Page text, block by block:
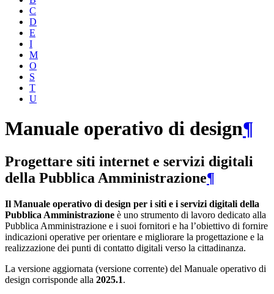
C
D
E
I
M
O
S
T
U
Manuale operativo di design¶
Progettare siti internet e servizi digitali
della Pubblica Amministrazione¶
Il Manuale operativo di design per i siti e i servizi digitali della
Pubblica Amministrazione è uno strumento di lavoro dedicato alla
Pubblica Amministrazione e i suoi fornitori e ha l’obiettivo di fornire
indicazioni operative per orientare e migliorare la progettazione e la
realizzazione dei punti di contatto digitali verso la cittadinanza.
La versione aggiornata (versione corrente) del Manuale operativo di
design corrisponde alla 2025.1.